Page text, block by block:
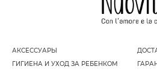
АКСЕССУАРЫ
ГИГИЕНА И УХОД ЗА РЕБЕНКОМ